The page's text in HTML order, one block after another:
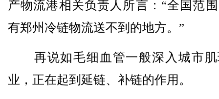
产物流港相关负责人所言：“全国范
有郑州冷链物流送不到的地方。”
再说如毛细血管一般深入城市肌
业，正在起到延链、补链的作用。